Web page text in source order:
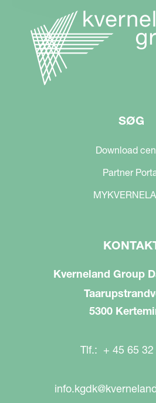
SØG
Download
Partner
Kverneland Group
5300
Tlf.: + 45 65 32